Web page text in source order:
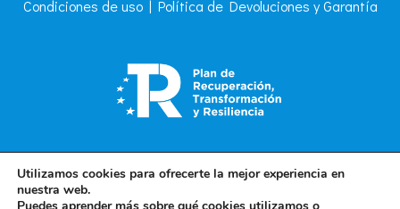
Condiciones de uso| Política de Devoluciones y Garantía
Utilizamos cookies para ofrecerte la mejor experiencia en
nuestra web.